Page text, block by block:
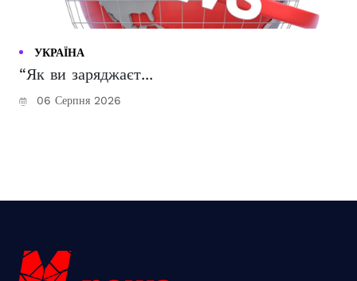
УКРАЇНА
“Як ви заряджаєт...
06 Серпня 2026